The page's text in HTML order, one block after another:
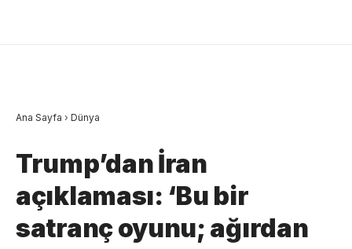
Ana Sayfa › Dünya
Trump’dan İran
açıklaması: ‘Bu bir
satranç oyunu; ağırdan